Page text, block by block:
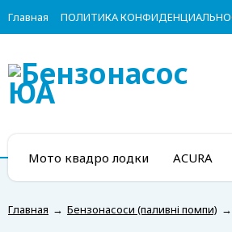
Главная ПОЛИТИКА
Мото квадро лодки ACURA
Главная → Бензонасоси (паливні помпи) →